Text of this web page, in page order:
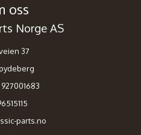
oss
Norge AS
37
parts.no